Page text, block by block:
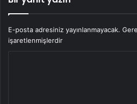
E-posta adresiniz yayınlanmayacak.
işaretlenmişlerdir